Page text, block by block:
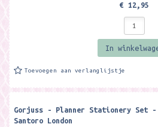
€ 12,95
In
Toevoegen aan verlanglijstje
Gorjuss - Planner Stationery Set -
Santoro London